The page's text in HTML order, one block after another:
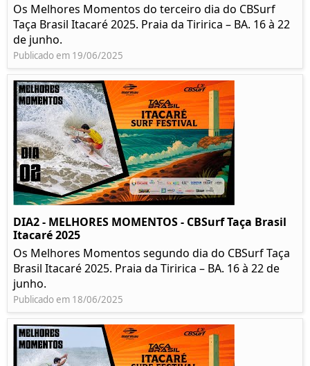
Os Melhores Momentos do terceiro dia do CBSurf
Taça Brasil Itacaré 2025. Praia da Tiririca – BA. 16 à 22
de junho.
Publicado em 19/06/2025
DIA2 - MELHORES MOMENTOS - CBSurf Taça Brasil
Itacaré 2025
Os Melhores Momentos segundo dia do CBSurf Taça
Brasil Itacaré 2025. Praia da Tiririca – BA. 16 à 22 de
junho.
Publicado em 18/06/2025